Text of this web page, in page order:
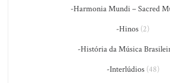
-Harmonia Mundi – Sacred
-Hinos (2)
-História da Música
-Interlúdios(48)